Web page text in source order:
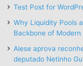
Test Post for
Why Liquidity Pools
Backbone of Modern
Alese aprova
deputado Netinho